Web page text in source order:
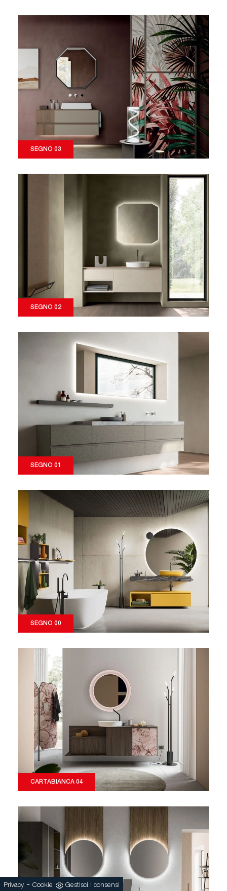
SEGNO 03
SEGNO 02
SEGNO 01
SEGNO 00
CARTABIANCA 04
Privacy - Cookie Gestisci i consensi